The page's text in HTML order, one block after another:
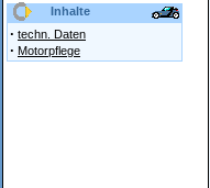
Inhalte
· techn. Daten
· Motorpflege